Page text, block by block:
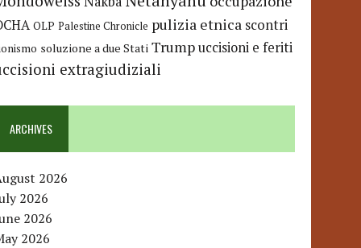
OLP Palestine Chronicle pulizia etnica scontri
soluzione a due Stati Trumpuccisioni e feriti
extragiudiziali
ARCHIVES
2026
2026
2026
2026